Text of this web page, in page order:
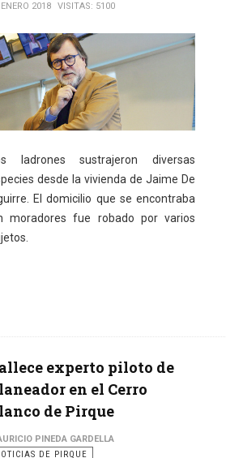
2018
VISITAS: 5100
ladrones sustrajeron diversas
desde la vivienda de Jaime De
El domicilio que se encontraba
moradores fue robado por varios
experto piloto de
en el Cerro
de Pirque
PINEDA GARDELLA
DE PIRQUE